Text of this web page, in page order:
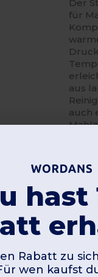
Der
für
aus
auch
Kommentar
hast
Rabatt zu
wen kaufst